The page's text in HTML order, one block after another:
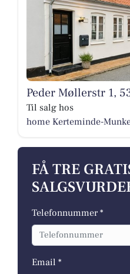
Peder Møllerstr 1,
Til salg hos
home Kerteminde-
FÅ TRE
Telefonnummer *
Email *